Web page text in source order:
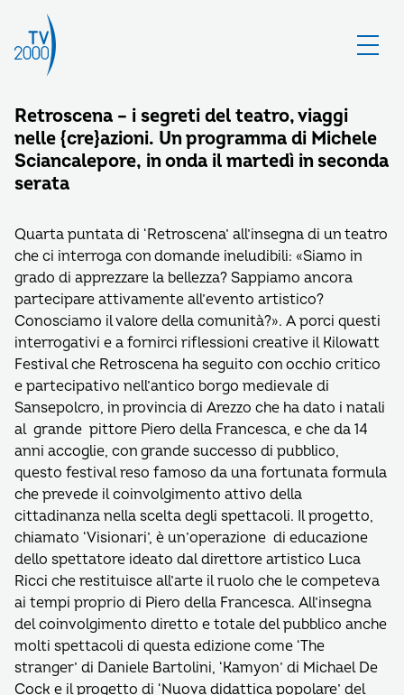
Retroscena – i segreti del teatro, viaggi
nelle {cre}azioni. Un programma di Michele
Sciancalepore, in onda il martedì in seconda
serata
Quarta puntata di ‘Retroscena’ all’insegna di un teatro
che ci interroga con domande ineludibili: «Siamo in
grado di apprezzare la bellezza? Sappiamo ancora
partecipare attivamente all’evento artistico?
Conosciamo il valore della comunità?». A porci questi
interrogativi e a fornirci riflessioni creative il Kilowatt
Festival che Retroscena ha seguito con occhio critico
e partecipativo nell’antico borgo medievale di
Sansepolcro, in provincia di Arezzo che ha dato i natali
al grande pittore Piero della Francesca, e che da 14
anni accoglie, con grande successo di pubblico,
questo festival reso famoso da una fortunata formula
che prevede il coinvolgimento attivo della
cittadinanza nella scelta degli spettacoli. Il progetto,
chiamato ‘Visionari’, è un’operazione di educazione
dello spettatore ideato dal direttore artistico Luca
Ricci che restituisce all’arte il ruolo che le competeva
ai tempi proprio di Piero della Francesca. All’insegna
del coinvolgimento diretto e totale del pubblico anche
molti spettacoli di questa edizione come ‘The
stranger’ di Daniele Bartolini, ‘Kamyon’ di Michael De
Cock e il progetto di ‘Nuova didattica popolare’ del